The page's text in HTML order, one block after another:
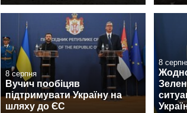
8 серпня
Вучич пообіцяв
підтримувати Україну на
шляху до ЄС
8